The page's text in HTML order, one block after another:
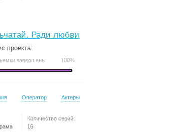
Ради любви
проекта:
завершены 100%
Оператор Актеры
Количество серий:
16